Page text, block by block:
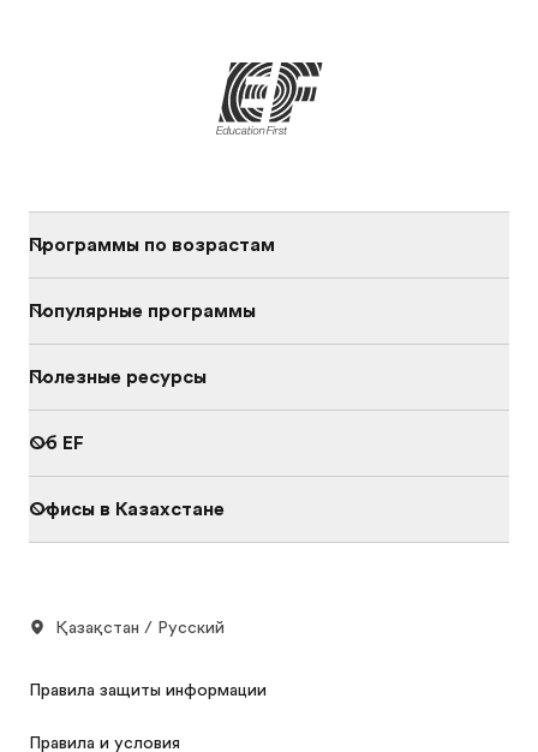
Программы по возрастам
Популярные программы
Полезные ресурсы
Об EF
Офисы в Казахстане
Қазақстан / Русский
Правила защиты информации
Правила и условия